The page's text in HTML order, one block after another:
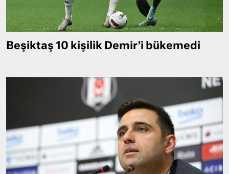
Beşiktaş 10 kişilik Demir’i bükemedi